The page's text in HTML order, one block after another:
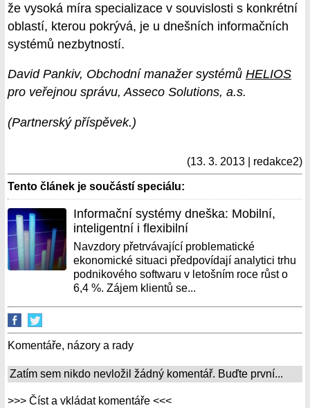
že vysoká míra specializace v souvislosti s konkrétní
oblastí, kterou pokrývá, je u dnešních informačních
systémů nezbytností.
David Pankiv, Obchodní manažer systémů HELIOS
pro veřejnou správu, Asseco Solutions, a.s.
(Partnerský příspěvek.)
(13. 3. 2013 | redakce2)
Tento článek je součástí speciálu:
Informační systémy dneška: Mobilní,
inteligentní i flexibilní
Navzdory přetrvávající problematické
ekonomické situaci předpovídají analytici trhu
podnikového softwaru v letošním roce růst o
6,4 %. Zájem klientů se...
Komentáře, názory a rady
Zatím sem nikdo nevložil žádný komentář. Buďte první...
>>> Číst a vkládat komentáře <<<